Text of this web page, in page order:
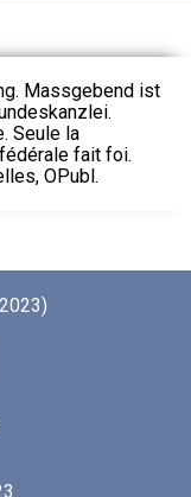
Massgebend ist
Seule la
fait foi.
OPubl.